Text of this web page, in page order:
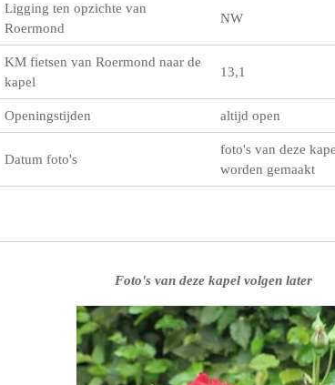
Ligging ten opzichte van
Roermond
NW
KM fietsen van Roermond naar de
kapel
13,1
Openingstijden altijd open
Datum foto's
foto's van deze
worden gemaakt
Foto's van deze kapel volgen later